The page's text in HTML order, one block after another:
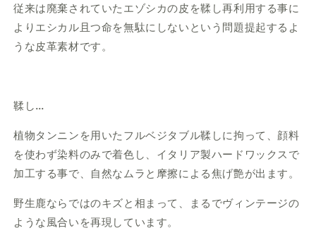
従来は廃棄されていたエゾシカの皮を鞣し再利用する事に
よりエシカル且つ命を無駄にしないという問題提起するよ
うな皮革素材です。
鞣し…
植物タンニンを用いたフルベジタブル鞣しに拘って、顔料
を使わず染料のみで着色し、イタリア製ハードワックスで
加工する事で、自然なムラと摩擦による焦げ艶が出ます。
野生鹿ならではのキズと相まって、まるでヴィンテージの
ような風合いを再現しています。